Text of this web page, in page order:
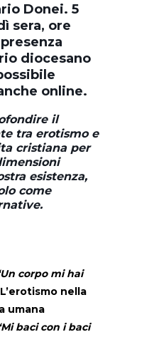
Donei. 5
sera, ore
diocesano
online.
il
tra erotismo e
cristiana per
esistenza,
come
corpo mi hai
L’erotismo nella
umana
baci con i baci